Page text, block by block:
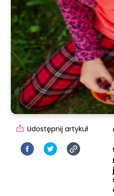
Udostępnij artykuł